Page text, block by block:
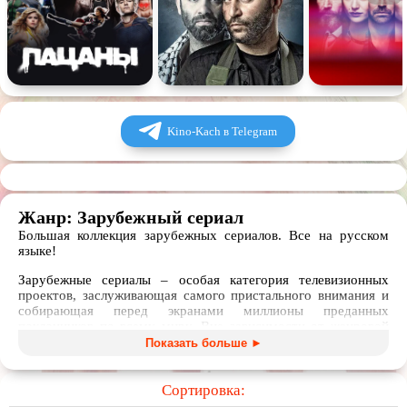
Kino-Kach в Telegram
Жанр: Зарубежный сериал
Большая коллекция зарубежных сериалов. Все на русском
языке!
Зарубежные сериалы – особая категория телевизионных
проектов, заслуживающая самого пристального внимания и
собирающая перед экранами миллионы преданных
поклонников по всему миру. Вне зависимости от жанровой
принадлежности, все они подразделяются на 2 категории:
Телесериалы, в которых каждый эпизод представляет
собой законченный сюжет;
Показать больше ►
Сортировка: